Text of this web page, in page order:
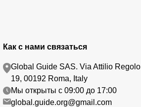
Как с нами связаться
Global Guide SAS. Via Attilio Regolo
19, 00192 Roma, Italy
Мы открыты с 09:00 до 17:00
global.guide.org@gmail.com